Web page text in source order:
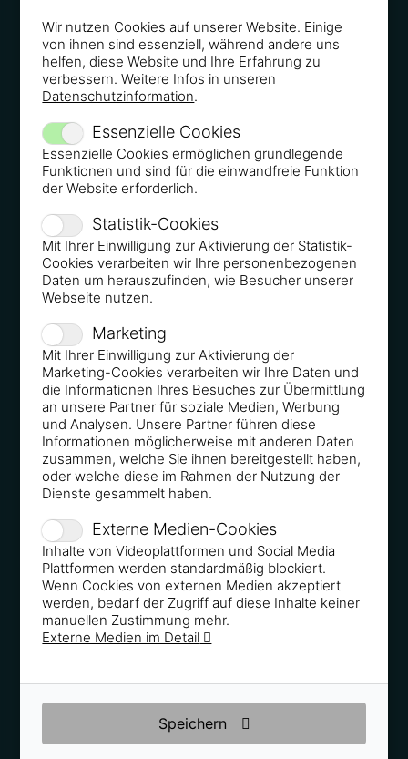
Wir nutzen Cookies auf unserer Website. Einige
von ihnen sind essenziell, während andere uns
helfen, diese Website und Ihre Erfahrung zu
verbessern. Weitere Infos in unseren
Datenschutzinformation.
Essenzielle Cookies
Essenzielle Cookies ermöglichen grundlegende
Funktionen und sind für die einwandfreie Funktion
der Website erforderlich.
Statistik-Cookies
Mit Ihrer Einwilligung zur Aktivierung der Statistik-
Cookies verarbeiten wir Ihre personenbezogenen
Daten um herauszufinden, wie Besucher unserer
Webseite nutzen.
Marketing
Mit Ihrer Einwilligung zur Aktivierung der
Marketing-Cookies verarbeiten wir Ihre Daten und
die Informationen Ihres Besuches zur Übermittlung
an unsere Partner für soziale Medien, Werbung
und Analysen. Unsere Partner führen diese
Informationen möglicherweise mit anderen Daten
zusammen, welche Sie ihnen bereitgestellt haben,
oder welche diese im Rahmen der Nutzung der
Dienste gesammelt haben.
Externe Medien-Cookies
Inhalte von Videoplattformen und Social Media
Plattformen werden standardmäßig blockiert.
Wenn Cookies von externen Medien akzeptiert
werden, bedarf der Zugriff auf diese Inhalte keiner
manuellen Zustimmung mehr.
Externe Medien im Detail
Speichern
SWR3 08/2017- Talk mit Thees - Roger Rankel im
Gespräch mit SWR 3
deutsche-startups.de 08/2017 - No Risk, no win! So
geht Umsatzverdopplung bei Start-ups
Radio Arabella 04/2017 - Manipulation beim Kauf
GABAL 04/2017 - Lösungen zweiter Ordnung zur
Umsatzsteigerung
DAS INVESTMENT 03/2017 - So tickt Ihr Kunde: In 4
Schritten zu mehr Empfehlungen
THE HUFFINGTON POST 03/2017 - Mit diesem
einfachen Trick bekommst du, was du willst - in
Beruf und Partnerschaft